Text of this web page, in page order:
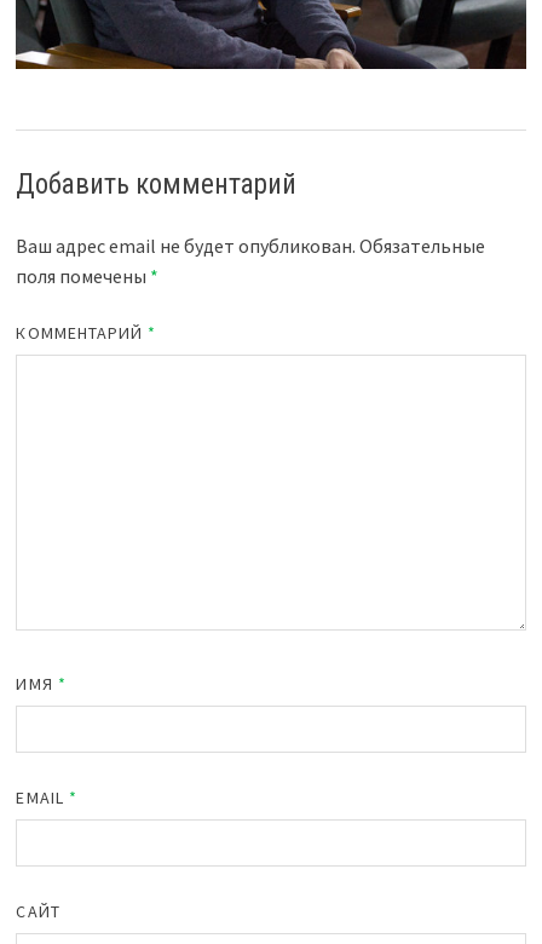
Добавить комментарий
Ваш адрес email не будет опубликован. Обязательные
поля помечены *
КОММЕНТАРИЙ *
ИМЯ *
EMAIL *
САЙТ